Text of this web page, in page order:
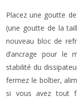
Placez une goutte
(une goutte de la
nouveau bloc de
d’ancrage pour le
stabilité du
fermez le boîtier,
si vous avez tout